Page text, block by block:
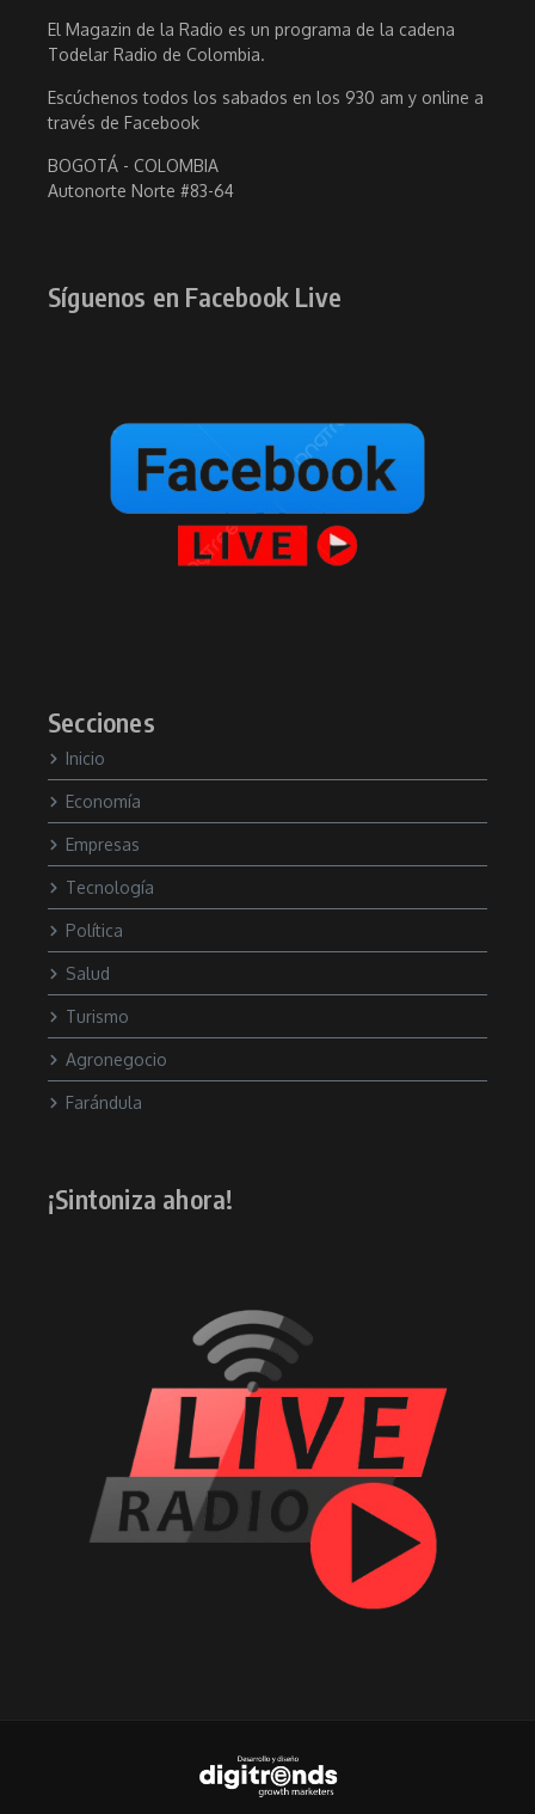
El Magazin de la Radio es un programa de la cadena
Todelar Radio de Colombia.
Escúchenos todos los sabados en los 930 am y online a
través de Facebook
BOGOTÁ - COLOMBIA
Autonorte Norte #83-64
Síguenos en Facebook Live
Secciones
Inicio
Economía
Empresas
Tecnología
Política
Salud
Turismo
Agronegocio
Farándula
¡Sintoniza ahora!